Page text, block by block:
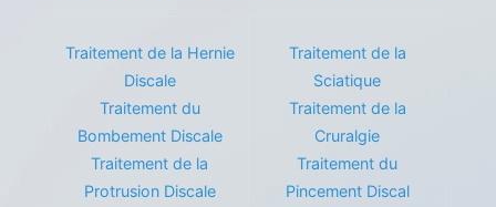
Traitement de la Hernie
Discale
Traitement du
Bombement Discale
Traitement de la
Protrusion Discale
Traitement de la
Sciatique
Traitement de la
Cruralgie
Traitement du
Pincement Discal